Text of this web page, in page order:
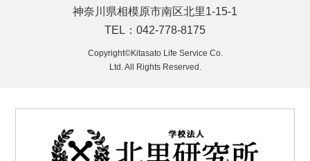
神奈川県相模原市南区北里1-15-1
TEL：042-778-8175
Copyright©Kitasato Life Service Co.
Ltd. All Rights Reserved.